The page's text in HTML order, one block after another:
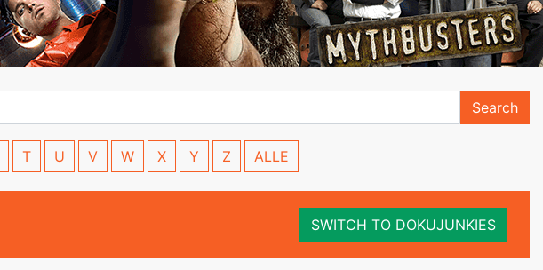
Search
T U V W X Y Z ALLE
SWITCH TO DOKUJUNKIES